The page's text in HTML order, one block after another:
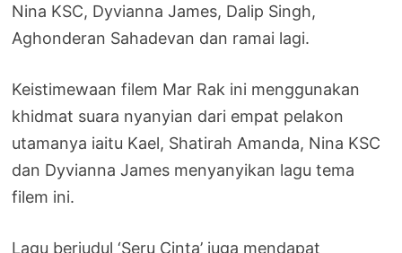
Nina KSC, Dyvianna James, Dalip Singh,
Aghonderan Sahadevan dan ramai lagi.
Keistimewaan filem Mar Rak ini menggunakan
khidmat suara nyanyian dari empat pelakon
utamanya iaitu Kael, Shatirah Amanda, Nina KSC
dan Dyvianna James menyanyikan lagu tema
filem ini.
Lagu berjudul ‘Seru Cinta’ juga mendapat